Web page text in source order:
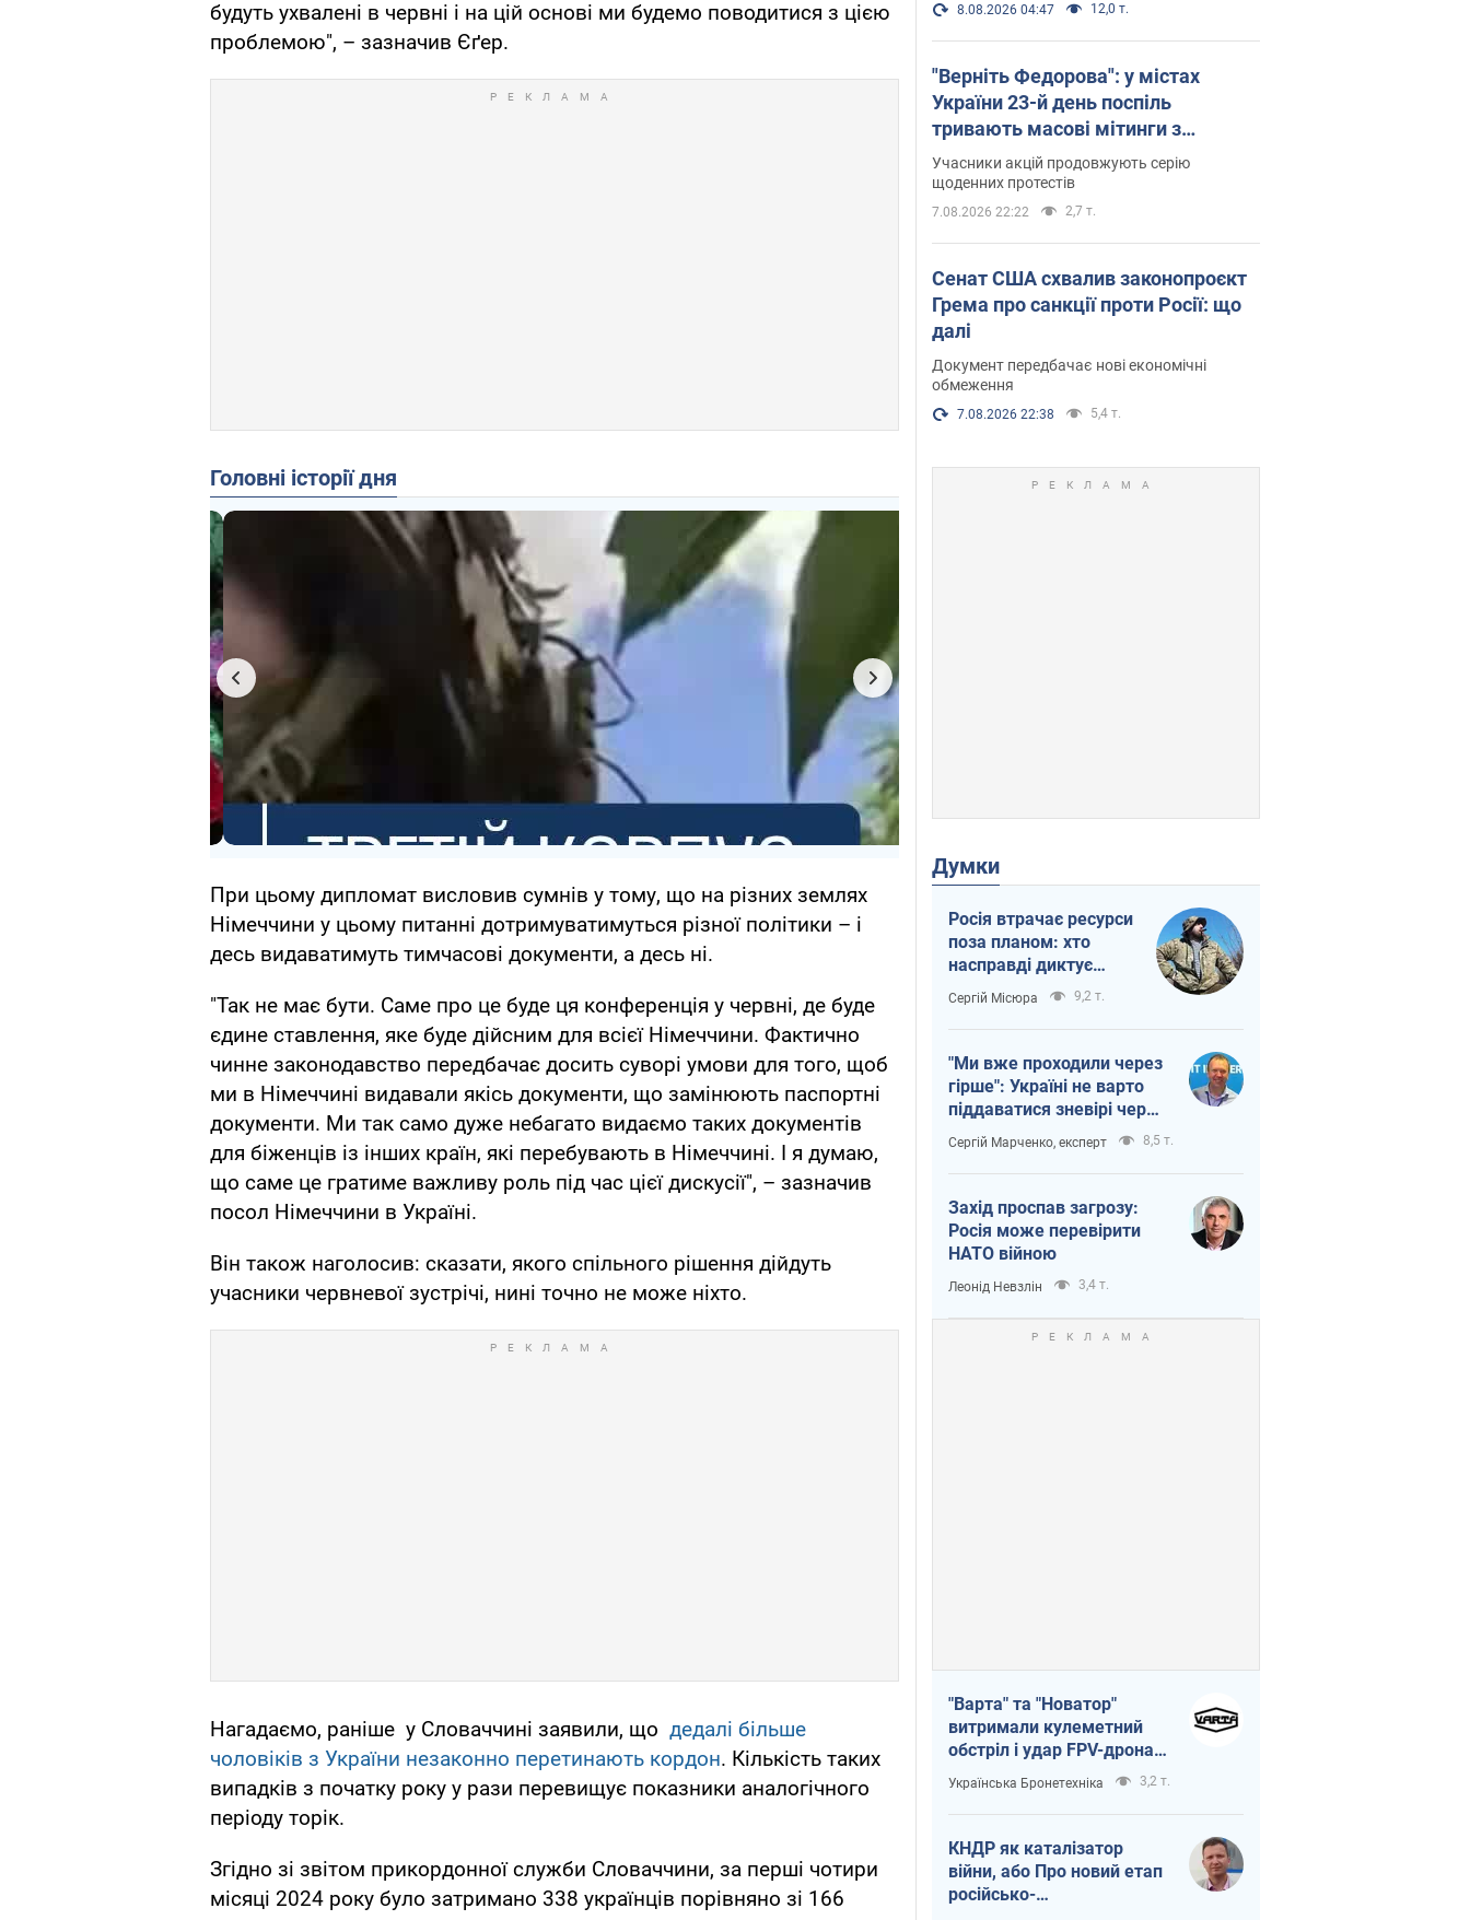
будуть ухвалені в червні і на цій основі ми будемо поводитися з цією
проблемою", – зазначив Єґер.
Головні історії дня
При цьому дипломат висловив сумнів у тому, що на різних землях
Німеччини у цьому питанні дотримуватимуться різної політики – і
десь видаватимуть тимчасові документи, а десь ні.
"Так не має бути. Саме про це буде ця конференція у червні, де буде
єдине ставлення, яке буде дійсним для всієї Німеччини. Фактично
чинне законодавство передбачає досить суворі умови для того, щоб
ми в Німеччині видавали якісь документи, що замінюють паспортні
документи. Ми так само дуже небагато видаємо таких документів
для біженців із інших країн, які перебувають в Німеччині. І я думаю,
що саме це гратиме важливу роль під час цієї дискусії", – зазначив
посол Німеччини в Україні.
Він також наголосив: сказати, якого спільного рішення дійдуть
учасники червневої зустрічі, нині точно не може ніхто.
Нагадаємо, раніше у Словаччині заявили, що дедалі більше
чоловіків з України незаконно перетинають кордон. Кількість таких
випадків з початку року у рази перевищує показники аналогічного
періоду торік.
Згідно зі звітом прикордонної служби Словаччини, за перші чотири
місяці 2024 року було затримано 338 українців порівняно зі 166
8.08.2026 04:47 12,0 т.
"Верніть Федорова": у містах
України 23-й день поспіль
тривають масові мітинги з
картонками. Фото і відео
Учасники акцій продовжують серію
щоденних протестів
7.08.2026 22:22 2,7 т.
Сенат США схвалив законопроєкт
Грема про санкції проти Росії: що
далі
Документ передбачає нові економічні
обмеження
7.08.2026 22:38 5,4 т.
Думки
Росія втрачає ресурси
поза планом: хто
насправді диктує
темп війни
Сергій Місюра 9,2 т.
"Ми вже проходили через
гірше": Україні не варто
піддаватися зневірі через
ракетний терор
Сергій Марченко, експерт 8,5 т.
Захід проспав загрозу:
Росія може перевірити
НАТО війною
Леонід Невзлін 3,4 т.
"Варта" та "Новатор"
витримали кулеметний
обстріл і удар FPV-дрона,
врятувавши життя
офіцеру ЗСУ
Українська Бронетехніка 3,2 т.
КНДР як каталізатор
війни, або Про новий етап
російсько-